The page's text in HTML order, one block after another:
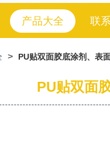
产品大全 联
> PU贴双面胶底涂剂、表
PU贴双面